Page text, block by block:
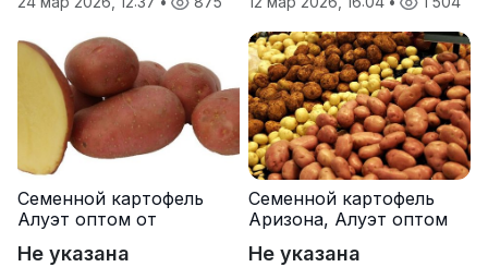
Семенной картофель
Алуэт оптом от
Не указана
Семенной картофель
Аризона, Алуэт оптом
Не указана